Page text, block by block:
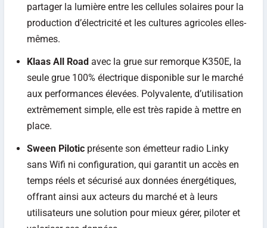
partager la lumière entre les cellules solaires pour la
production d’électricité et les cultures agricoles elles-
mêmes.
Klaas All Road avec la grue sur remorque K350E, la
seule grue 100% électrique disponible sur le marché
aux performances élevées. Polyvalente, d’utilisation
extrêmement simple, elle est très rapide à mettre en
place.
Sween Pilotic présente son émetteur radio Linky
sans Wifi ni configuration, qui garantit un accès en
temps réels et sécurisé aux données énergétiques,
offrant ainsi aux acteurs du marché et à leurs
utilisateurs une solution pour mieux gérer, piloter et